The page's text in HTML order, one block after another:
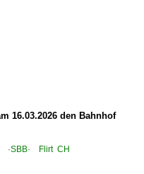
16.03.2026 den Bahnhof
·SBB· Flirt CH